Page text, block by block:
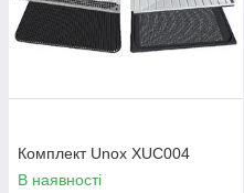
Комплект Unox XUC004
В наявності